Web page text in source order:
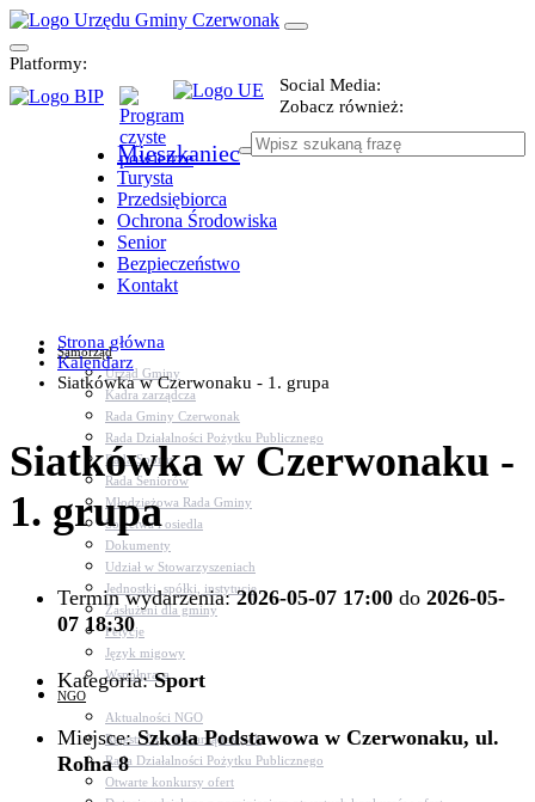
Platformy:
Social Media:
Zobacz również:
Mieszkaniec
Turysta
Przedsiębiorca
Ochrona Środowiska
Senior
Bezpieczeństwo
Kontakt
Samorząd
Urząd Gminy
Kadra zarządcza
Rada Gminy Czerwonak
Rada Działalności Pożytku Publicznego
Rada Sportu
Rada Seniorów
Młodzieżowa Rada Gminy
Sołectwa i osiedla
Dokumenty
Udział w Stowarzyszeniach
Jednostki, spółki, instytucje
Zasłużeni dla gminy
Petycje
Język migowy
Współpraca
NGO
Aktualności NGO
Rejestr Org. Pozarządowych
Rada Działalności Pożytku Publicznego
Otwarte konkursy ofert
Strona główna
Kalendarz
Siatkówka w Czerwonaku - 1. grupa
Siatkówka w Czerwonaku -
1. grupa
Termin wydarzenia:2026-05-07 17:00 do 2026-05-
07 18:30
Kategoria:Sport
Miejsce:Szkoła Podstawowa w Czerwonaku, ul.
Rolna 8